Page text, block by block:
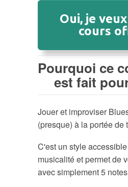
Oui, je
cours
Pourquoi ce
est fait
Jouer et improviser
(presque) à la portée de
C'est un style
musicalité et permet de
avec simplement 5